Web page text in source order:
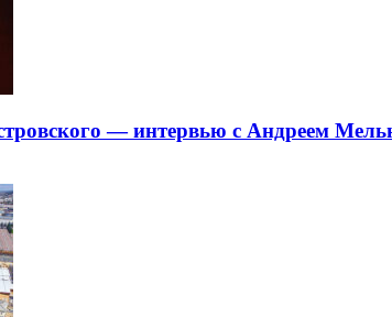
— интервью с Андреем